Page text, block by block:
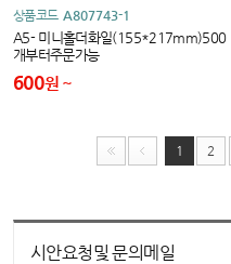
상품코드 A807743-1
A5- 미니홀더화일(155*217mm)500
개부터주문가능
600원
1 2
시안요청및 문의메일